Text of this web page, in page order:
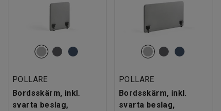
POLLARE
Bordsskärm, inkl.
svarta beslag,
POLLARE
Bordsskärm, inkl.
svarta beslag,